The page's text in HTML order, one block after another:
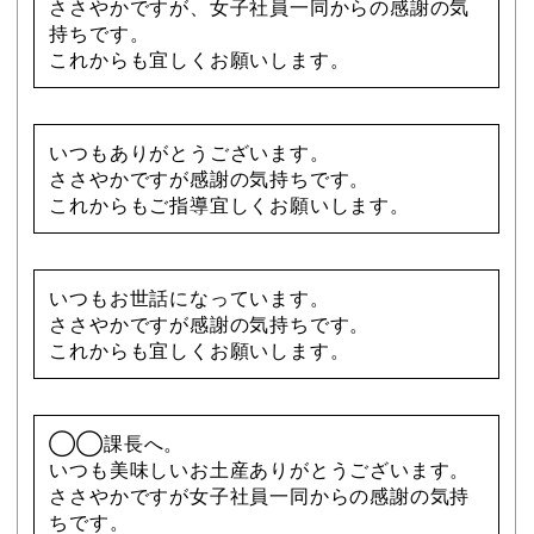
ささやかですが、女子社員一同からの感謝の気
持ちです。
これからも宜しくお願いします。
いつもありがとうございます。
ささやかですが感謝の気持ちです。
これからもご指導宜しくお願いします。
いつもお世話になっています。
ささやかですが感謝の気持ちです。
これからも宜しくお願いします。
◯◯課長へ。
いつも美味しいお土産ありがとうございます。
ささやかですが女子社員一同からの感謝の気持
ちです。